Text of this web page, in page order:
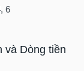
6
và Dòng tiền